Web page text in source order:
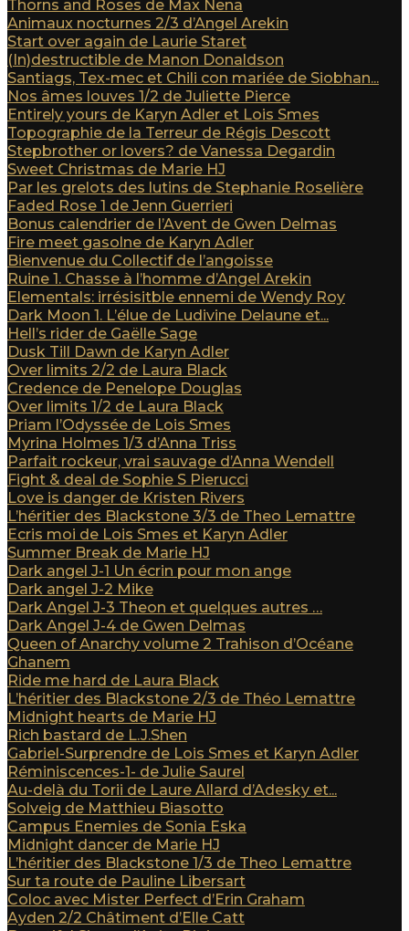
Thorns and Roses de Max Nena
Animaux nocturnes 2/3 d’Angel Arekin
Start over again de Laurie Staret
(In)destructible de Manon Donaldson
Santiags, Tex-mec et Chili con mariée de Siobhan...
Nos âmes louves 1/2 de Juliette Pierce
Entirely yours de Karyn Adler et Lois Smes
Topographie de la Terreur de Régis Descott
Stepbrother or lovers? de Vanessa Degardin
Sweet Christmas de Marie HJ
Par les grelots des lutins de Stephanie Roselière
Faded Rose 1 de Jenn Guerrieri
Bonus calendrier de l’Avent de Gwen Delmas
Fire meet gasolne de Karyn Adler
Bienvenue du Collectif de l’angoisse
Ruine 1. Chasse à l’homme d’Angel Arekin
Elementals: irrésisitble ennemi de Wendy Roy
Dark Moon 1. L’élue de Ludivine Delaune et...
Hell’s rider de Gaëlle Sage
Dusk Till Dawn de Karyn Adler
Over limits 2/2 de Laura Black
Credence de Penelope Douglas
Over limits 1/2 de Laura Black
Priam l’Odyssée de Lois Smes
Myrina Holmes 1/3 d’Anna Triss
Parfait rockeur, vrai sauvage d’Anna Wendell
Fight & deal de Sophie S Pierucci
Love is danger de Kristen Rivers
L’héritier des Blackstone 3/3 de Theo Lemattre
Ecris moi de Lois Smes et Karyn Adler
Summer Break de Marie HJ
Dark angel J-1 Un écrin pour mon ange
Dark angel J-2 Mike
Dark Angel J-3 Theon et quelques autres …
Dark Angel J-4 de Gwen Delmas
Queen of Anarchy volume 2 Trahison d’Océane
Ghanem
Ride me hard de Laura Black
L’héritier des Blackstone 2/3 de Théo Lemattre
Midnight hearts de Marie HJ
Rich bastard de L.J.Shen
Gabriel-Surprendre de Lois Smes et Karyn Adler
Réminiscences-1- de Julie Saurel
Au-delà du Torii de Laure Allard d’Adesky et...
Solveig de Matthieu Biasotto
Campus Enemies de Sonia Eska
Midnight dancer de Marie HJ
L’héritier des Blackstone 1/3 de Theo Lemattre
Sur ta route de Pauline Libersart
Coloc avec Mister Perfect d’Erin Graham
Ayden 2/2 Châtiment d’Elle Catt